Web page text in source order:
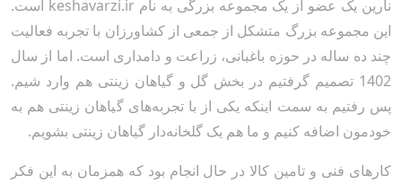
نارین یک عضو از یک مجموعه بزرگی به نام keshavarzi.ir است.
این مجموعه بزرگ متشکل از جمعی از کشاورزان با تجربه فعالیت
چند ده ساله در حوزه باغبانی، زراعت و دامداری است. اما از سال
1402 تصمیم گرفتیم در بخش گل و گیاهان زینتی هم وارد شیم.
پس رفتیم به سمت اینکه یکی از با تجربه‌های گیاهان زینتی هم به
خودمون اضافه کنیم و ما هم یک گلخانه‌دار گیاهان زینتی بشویم.
کارهای فنی و تامین کالا در حال انجام بود که همزمان به این فکر